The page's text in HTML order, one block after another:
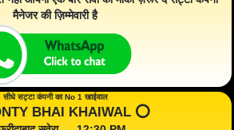
मैनेजर की ज़िम्मेवारी है
सीधे सट्टा कंपनी का No 1 खाईवाल
BHAI KHAIWAL ⭕️